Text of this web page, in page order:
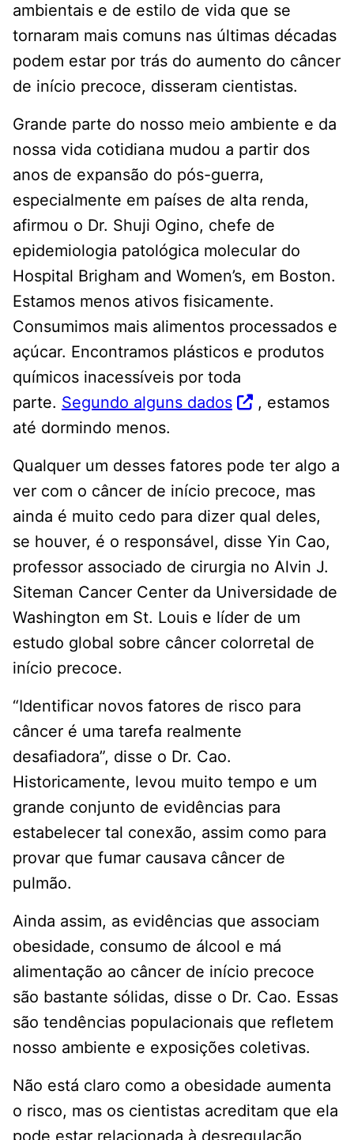
ambientais e de estilo de vida que se
tornaram mais comuns nas últimas décadas
podem estar por trás do aumento do câncer
de início precoce, disseram cientistas.
Grande parte do nosso meio ambiente e da
nossa vida cotidiana mudou a partir dos
anos de expansão do pós-guerra,
especialmente em países de alta renda,
afirmou o Dr. Shuji Ogino, chefe de
epidemiologia patológica molecular do
Hospital Brigham and Women’s, em Boston.
Estamos menos ativos fisicamente.
Consumimos mais alimentos processados ​​e
açúcar. Encontramos plásticos e produtos
químicos inacessíveis por toda
parte. Segundo alguns dados
, estamos
até dormindo menos.
Qualquer um desses fatores pode ter algo a
ver com o câncer de início precoce, mas
ainda é muito cedo para dizer qual deles,
se houver, é o responsável, disse Yin Cao,
professor associado de cirurgia no Alvin J.
Siteman Cancer Center da Universidade de
Washington em St. Louis e líder de um
estudo global sobre câncer colorretal de
início precoce.
“Identificar novos fatores de risco para
câncer é uma tarefa realmente
desafiadora”, disse o Dr. Cao.
Historicamente, levou muito tempo e um
grande conjunto de evidências para
estabelecer tal conexão, assim como para
provar que fumar causava câncer de
pulmão.
Ainda assim, as evidências que associam
obesidade, consumo de álcool e má
alimentação ao câncer de início precoce
são bastante sólidas, disse o Dr. Cao. Essas
são tendências populacionais que refletem
nosso ambiente e exposições coletivas.
Não está claro como a obesidade aumenta
o risco, mas os cientistas acreditam que ela
pode estar relacionada à desregulação